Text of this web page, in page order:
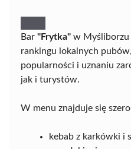
Bar "Frytka" w Myśliborzu
rankingu lokalnych
popularności i uznaniu
jak i turystów.
W menu znajduje się
kebab z karkówki i